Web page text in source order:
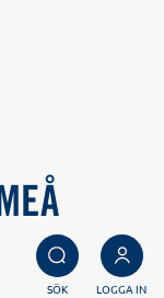
SÖK LOGGA IN